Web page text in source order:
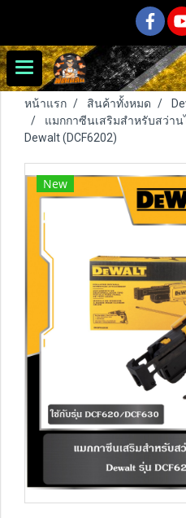
หน้าแรก สินค้าทั้งหมด
แมกกาซีนเสริมสำหรับสว่าน
Dewalt (DCF6202)
New